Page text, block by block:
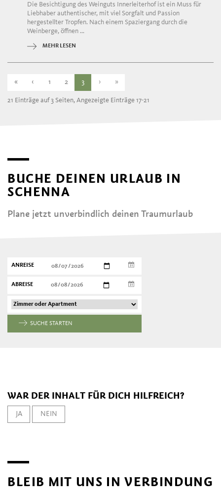
Die Besichtigung des Weinguts Innerleiterhof ist ein Muss für
Liebhaber authentischer, mit viel Sorgfalt und Passion
hergestellter Tropfen. Nach einem Spaziergang durch die
Weinberge, öffnen ...
MEHR LESEN
« ‹ 1 2 3 › »
21 Einträge auf 3 Seiten, Angezeigte Einträge 17-21
BUCHE DEINEN URLAUB IN
SCHENNA
Plane jetzt unverbindlich deinen Traumurlaub
ANREISE
ABREISE
SUCHE STARTEN
WAR DER INHALT FÜR DICH HILFREICH?
JA NEIN
BLEIB MIT UNS IN VERBINDUNG